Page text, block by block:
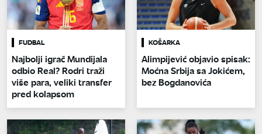
FUDBAL
Najbolji igrač Mundijala
odbio Real? Rodri traži
više para, veliki transfer
pred kolapsom
KOŠARKA
Alimpijević objavio spisak:
Moćna Srbija sa Jokićem,
bez Bogdanovića